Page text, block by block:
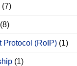
(7)
(8)
Protocol (RoIP) (1)
(1)